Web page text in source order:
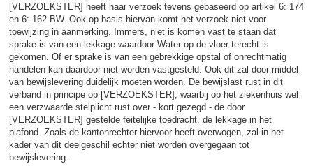
[VERZOEKSTER] heeft haar verzoek tevens gebaseerd op artikel 6: 174
en 6: 162 BW. Ook op basis hiervan komt het verzoek niet voor
toewijzing in aanmerking. Immers, niet is komen vast te staan dat
sprake is van een lekkage waardoor Water op de vloer terecht is
gekomen. Of er sprake is van een gebrekkige opstal of onrechtmatig
handelen kan daardoor niet worden vastgesteld. Ook dit zal door middel
van bewijslevering duidelijk moeten worden. De bewijslast rust in dit
verband in principe op [VERZOEKSTER], waarbij op het ziekenhuis wel
een verzwaarde stelplicht rust over - kort gezegd - de door
[VERZOEKSTER] gestelde feitelijke toedracht, de lekkage in het
plafond. Zoals de kantonrechter hiervoor heeft overwogen, zal in het
kader van dit deelgeschil echter niet worden overgegaan tot
bewijslevering.